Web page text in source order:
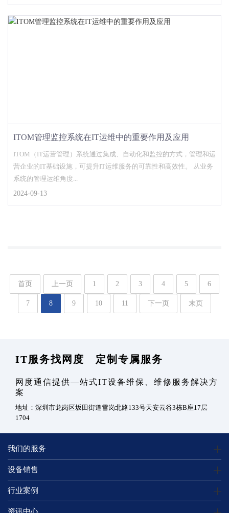
ITOM管理监控系统在IT运维中的重要作用及应用
ITOM（IT运营管理）系统通过集成、自动化和监控的方式，管理和运
营企业的IT基础设施，可提升IT运维服务的可靠性和高效性。 从业务
系统的管理运维角度...
2024-09-13
首页 上一页 1 2 3 4 5 6
7 8 9 10 11 下一页 末页
IT服务找网度 定制专属服务
网度通信提供—站式IT设备维保、维修服务解决方
案
地址：深圳市龙岗区坂田街道雪岗北路133号天安云谷3栋B座17层
1704
我们的服务
设备销售
行业案例
资讯中心